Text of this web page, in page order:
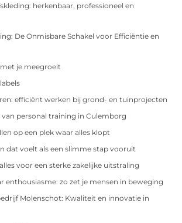
herkenbaar, professioneel en
De Onmisbare Schakel voor Efficiëntie en
je meegroeit
efficiënt werken bij grond- en tuinprojecten
personal training in Culemborg
op een plek waar alles klopt
dat voelt als een slimme stap vooruit
voor een sterke zakelijke uitstraling
enthousiasme: zo zet je mensen in beweging
Molenschot: Kwaliteit en innovatie in